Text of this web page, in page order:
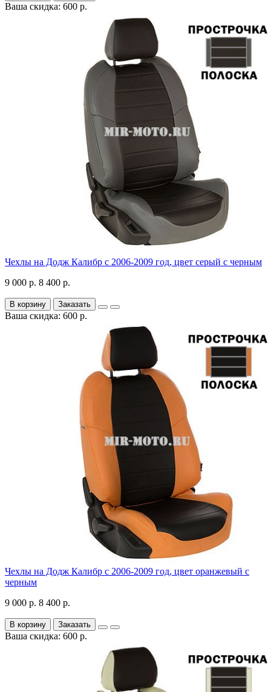
Ваша скидка: 600 р.
Чехлы на Додж Калибр с 2006-2009 год, цвет серый с черным
9 000 р. 8 400 р.
В корзину Заказать
Ваша скидка: 600 р.
Чехлы на Додж Калибр с 2006-2009 год, цвет оранжевый с
черным
9 000 р. 8 400 р.
В корзину Заказать
Ваша скидка: 600 р.